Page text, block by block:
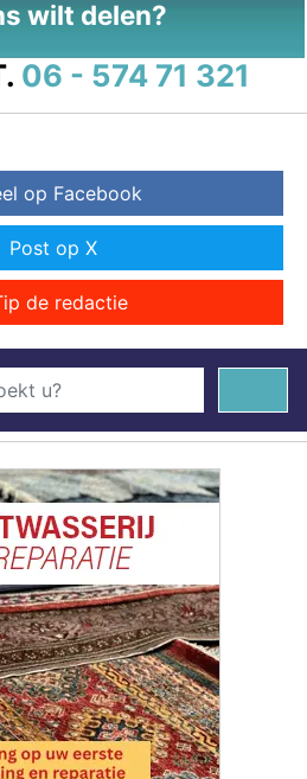
wilt delen?
06 - 574 71 321
op Facebook
Post op X
de redactie